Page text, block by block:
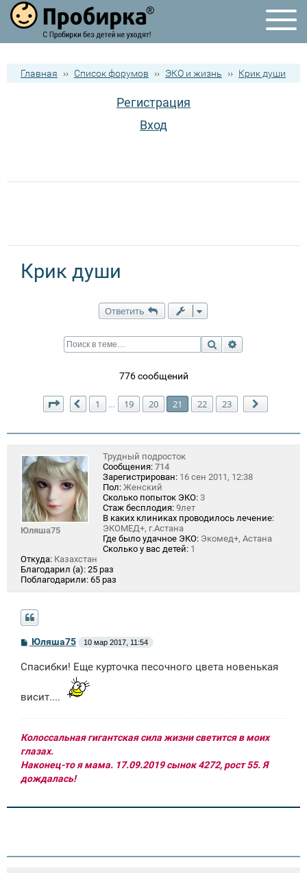
Главная ›› Список форумов ›› ЭКО и жизнь ›› Крик души
Регистрация
Вход
Крик души
Ответить
Поиск
776 сообщений
Страница 21 из23
Пред.
1 … 19 20 21 22 23
Юляша75
Трудный подросток
Сообщения: 714
Зарегистрирован: 16 сен 2011, 12:38
Пол: Женский
Сколько попыток ЭКО: 3
Стаж бесплодия: 9лет
В каких клиниках проводилось лечение:
ЭКОМЕД+, г.Астана
Где было удачное ЭКО: Экомед+, Астана
Сколько у вас детей: 1
Откуда: Казахстан
Благодарил (а): 25 раз
Поблагодарили: 65 раз
С
б
н
Юляша75 10 мар 2017, 11:54
Спасибки! Еще курточка песочного цвета новенькая
висит....
Колоссальная гигантская сила жизни светится в моих
глазах.
Наконец-то я мама. 17.09.2019 сынок 4272, рост 55. Я
дождалась!